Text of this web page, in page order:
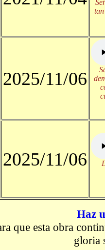
2025/11/06
2025/11/06
Haz
que esta obra
gloria